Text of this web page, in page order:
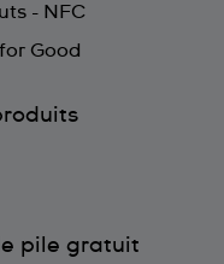
- NFC
Good
pile gratuit